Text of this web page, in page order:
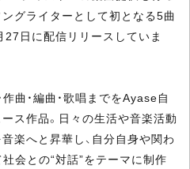
ングライターとして初となる5曲
27日に配信リリースしていま
曲・編曲・歌唱までをAyase自
ス作品。日々の生活や音楽活動
楽へと昇華し、自分自身や関わ
社会との“対話”をテーマに制作